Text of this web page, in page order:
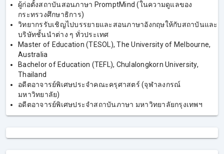
ผู้ก่อตั้งสถาบันสอนภาษา PromptMind (ในความดูแลของ
กระทรวงศึกษาธิการ)
วิทยากรรับเชิญไปบรรยายและสอนภาษาอังกฤษให้กับสถาบันและ
บริษัทชั้นนําต่าง ๆ ทั่วประเทศ
Master of Education (TESOL), The University of Melbourne,
Australia
Bachelor of Education (TEFL), Chulalongkorn University,
Thailand
อดีตอาจารย์พิเศษประจำคณะครุศาสตร์ (จุฬาลงกรณ์
มหาวิทยาลัย)
อดีตอาจารย์พิเศษประจำสถาบันภาษา มหาวิทยาลัยกรุงเทพฯ